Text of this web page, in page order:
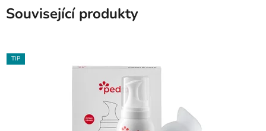
Související produkty
TIP